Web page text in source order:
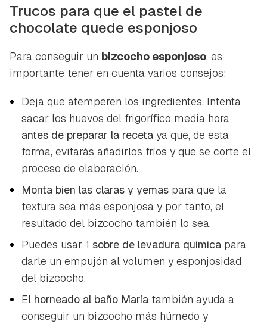
Trucos para que el pastel de
chocolate quede esponjoso
Para conseguir un bizcocho esponjoso, es
importante tener en cuenta varios consejos:
Deja que atemperen los ingredientes. Intenta
sacar los huevos del frigorífico media hora
antes de preparar la receta ya que, de esta
forma, evitarás añadirlos fríos y que se corte el
proceso de elaboración.
Monta bien las claras y yemas para que la
textura sea más esponjosa y por tanto, el
resultado del bizcocho también lo sea.
Puedes usar 1 sobre de levadura química para
darle un empujón al volumen y esponjosidad
del bizcocho.
El horneado al baño María también ayuda a
conseguir un bizcocho más húmedo y